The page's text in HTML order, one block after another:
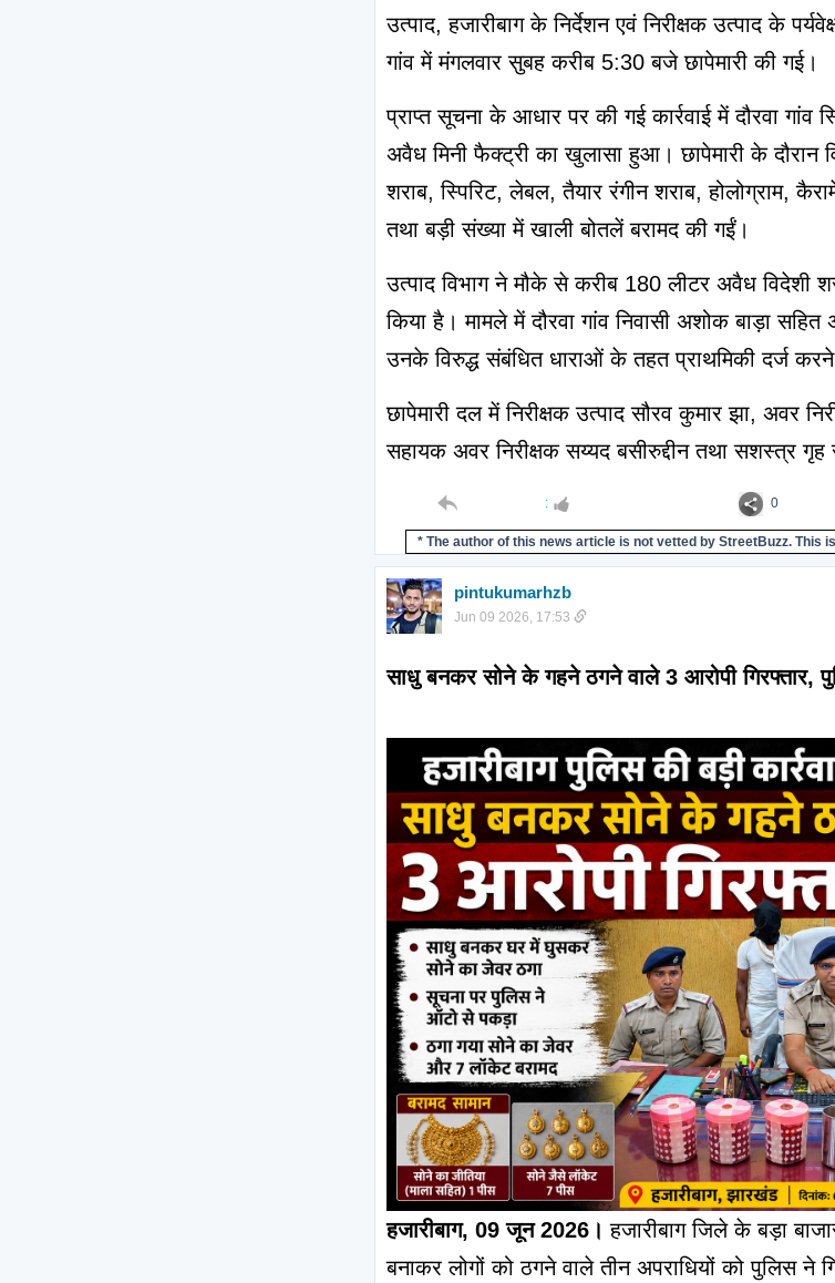
उत्पाद, हजारीबाग के निर्देशन एवं निरीक्षक उत्पाद के
गांव में मंगलवार सुबह करीब 5:30 बजे छापेमारी की गई।
प्राप्त सूचना के आधार पर की गई कार्रवाई में दौरवा गांव
अवैध मिनी फैक्ट्री का खुलासा हुआ। छापेमारी के दौरान
शराब, स्पिरिट, लेबल, तैयार रंगीन शराब, होलोग्राम,
तथा बड़ी संख्या में खाली बोतलें बरामद की गईं।
उत्पाद विभाग ने मौके से करीब 180 लीटर अवैध विदेशी
किया है। मामले में दौरवा गांव निवासी अशोक बाड़ा
उनके विरुद्ध संबंधित धाराओं के तहत प्राथमिकी दर्ज
छापेमारी दल में निरीक्षक उत्पाद सौरव कुमार झा, अवर
सहायक अवर निरीक्षक सय्यद बसीरुद्दीन तथा सशस्त्र गृह
: 0
* The author of this news article is not vetted by StreetBuzz. This
pintukumarhzb
Jun 09 2026, 17:53
साधु बनकर सोने के गहने ठगने वाले 3 आरोपी गिरफ्तार,
हजारीबाग, 09 जून 2026। हजारीबाग जिले के बड़ा
बनाकर लोगों को ठगने वाले तीन अपराधियों को पुलिस ने